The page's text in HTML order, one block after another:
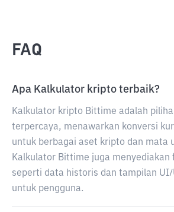
FAQ
Apa Kalkulator kripto terbaik?
Kalkulator kripto Bittime adalah
terpercaya, menawarkan konversi
untuk berbagai aset kripto dan mata
Kalkulator Bittime juga menyediakan
seperti data historis dan tampilan UI/
untuk pengguna.